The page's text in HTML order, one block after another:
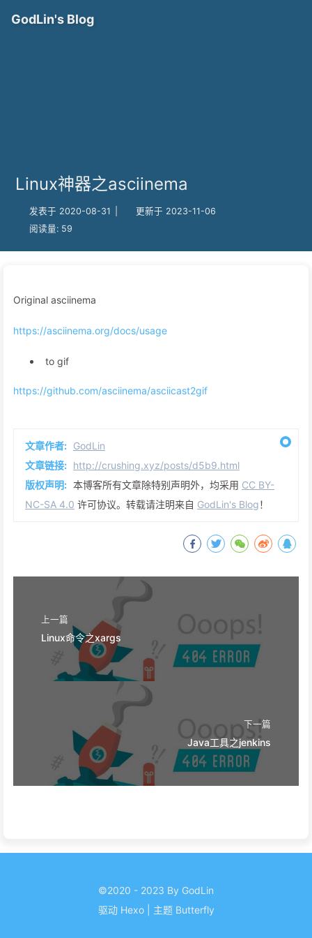
GodLin's Blog
Linux神器之asciinema
发表于 2020-08-31
更新于 2023-11-06
阅读量: 59
Original asciinema
https://asciinema.org/docs/usage
to gif
https://github.com/asciinema/asciicast2gif
文章作者: GodLin
文章链接: http://crushing.xyz/posts/d5b9.html
版权声明: 本博客所有文章除特别声明外，均采用 CC BY-
NC-SA 4.0 许可协议。转载请注明来自 GodLin's Blog！
上一篇
Linux命令之xargs
下一篇
Java工具之jenkins
©2020 - 2023 By GodLin
驱动 Hexo 主题 Butterfly